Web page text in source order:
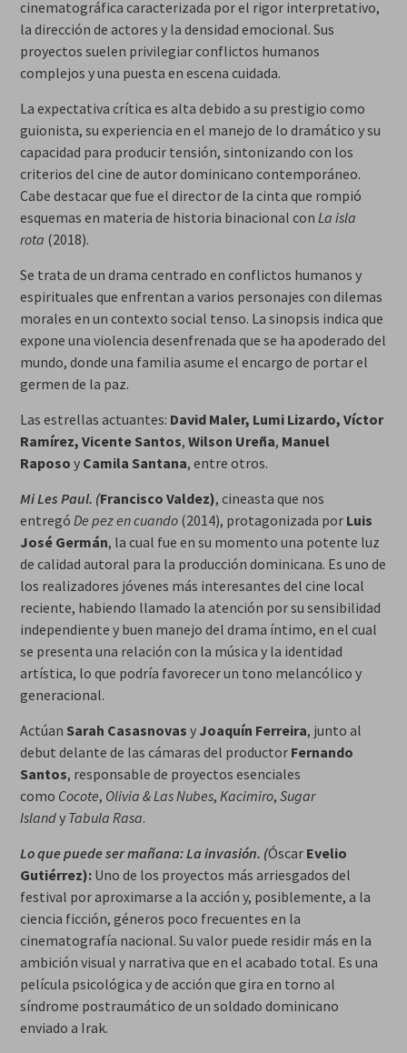
cinematográfica caracterizada por el rigor interpretativo,
la dirección de actores y la densidad emocional. Sus
proyectos suelen privilegiar conflictos humanos
complejos y una puesta en escena cuidada.
La expectativa crítica es alta debido a su prestigio como
guionista, su experiencia en el manejo de lo dramático y su
capacidad para producir tensión, sintonizando con los
criterios del cine de autor dominicano contemporáneo.
Cabe destacar que fue el director de la cinta que rompió
esquemas en materia de historia binacional con La isla
rota (2018).
Se trata de un drama centrado en conflictos humanos y
espirituales que enfrentan a varios personajes con dilemas
morales en un contexto social tenso. La sinopsis indica que
expone una violencia desenfrenada que se ha apoderado del
mundo, donde una familia asume el encargo de portar el
germen de la paz.
Las estrellas actuantes: David Maler, Lumi Lizardo, Víctor
Ramírez, Vicente Santos, Wilson Ureña, Manuel
Raposo y Camila Santana, entre otros.
Mi Les Paul. (Francisco Valdez), cineasta que nos
entregó De pez en cuando(2014), protagonizada por Luis
José Germán, la cual fue en su momento una potente luz
de calidad autoral para la producción dominicana. Es uno de
los realizadores jóvenes más interesantes del cine local
reciente, habiendo llamado la atención por su sensibilidad
independiente y buen manejo del drama íntimo, en el cual
se presenta una relación con la música y la identidad
artística, lo que podría favorecer un tono melancólico y
generacional.
Actúan Sarah Casasnovas y Joaquín Ferreira, junto al
debut delante de las cámaras del productor Fernando
Santos, responsable de proyectos esenciales
como Cocote, Olivia & Las Nubes, Kacimiro, Sugar
Islandy Tabula Rasa.
Lo que puede ser mañana: La invasión. (ÓscarEvelio
Gutiérrez):Uno de los proyectos más arriesgados del
festival por aproximarse a la acción y, posiblemente, a la
ciencia ficción, géneros poco frecuentes en la
cinematografía nacional. Su valor puede residir más en la
ambición visual y narrativa que en el acabado total. Es una
película psicológica y de acción que gira en torno al
síndrome postraumático de un soldado dominicano
enviado a Irak.